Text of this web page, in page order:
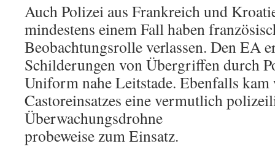
Auch Polizei aus Frankreich und
mindestens einem Fall haben
Beobachtungsrolle verlassen. Den EA
Schilderungen von Übergriffen durch
Uniform nahe Leitstade. Ebenfalls kam
Castoreinsatzes eine vermutlich
Überwachungsdrohne
probeweise zum Einsatz.